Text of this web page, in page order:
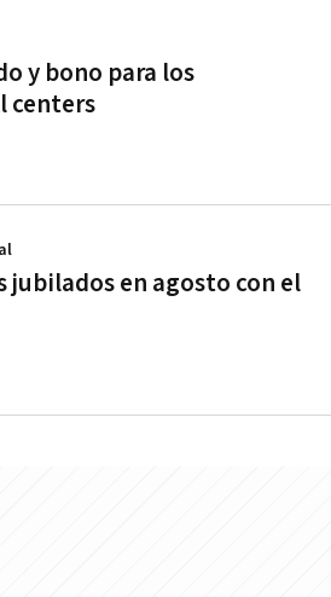
y bono para los
centers
jubilados en agosto con el